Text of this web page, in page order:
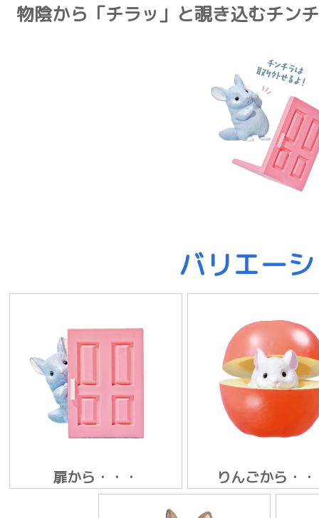
物陰から「チラッ」と覗き込むチン
バリエー
扉から・・・ りんごから・